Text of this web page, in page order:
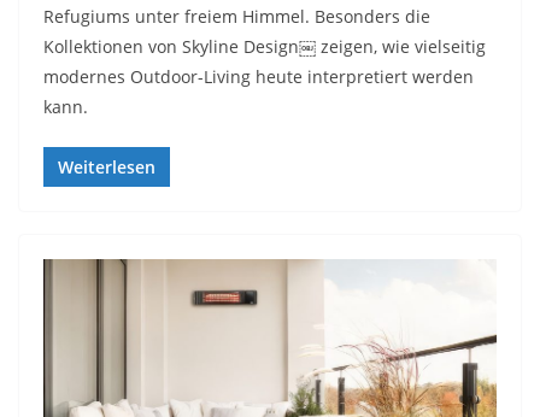
Refugiums unter freiem Himmel. Besonders die
Kollektionen von Skyline Design￼ zeigen, wie vielseitig
modernes Outdoor-Living heute interpretiert werden
kann.
Weiterlesen